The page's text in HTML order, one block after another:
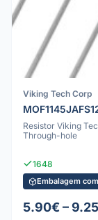
Viking Tech Corp
Resistor Viking
Through-hole
1648
Embalagem
5.90€ –